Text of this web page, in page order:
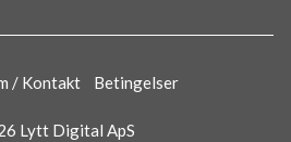
/ Kontakt Betingelser
Lytt Digital ApS